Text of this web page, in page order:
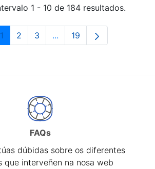
1 - 10 de 184 resultados.
Páxina
1 Páxina
2 Páxina
3 ...Páxinas intermedias Use
Páxina
19
FAQs
dúbidas sobre os diferentes
que interveñen na nosa web